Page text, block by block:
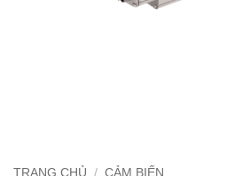
TRANG CHỦ / CẢM BIẾN